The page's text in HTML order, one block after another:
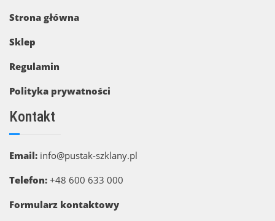
Strona główna
Sklep
Regulamin
Polityka prywatności
Kontakt
Email: info@pustak-szklany.pl
Telefon: +48 600 633 000
Formularz kontaktowy